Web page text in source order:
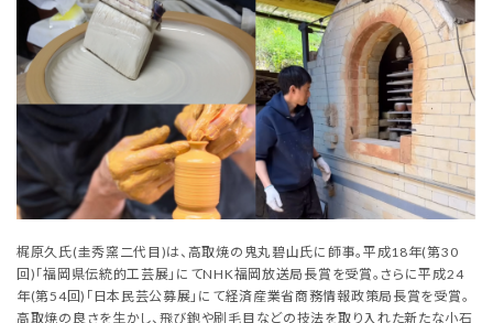
梶原久氏(圭秀窯二代目)は、高取焼の鬼丸碧山氏に師事。平成18年(第30
回)「福岡県伝統的工芸展」にてNHK福岡放送局長賞を受賞。さらに平成24
年(第54回)「日本民芸公募展」にて経済産業省商務情報政策局長賞を受賞。
高取焼の良さを生かし、飛び鉋や刷毛目などの技法を取り入れた新たな小石